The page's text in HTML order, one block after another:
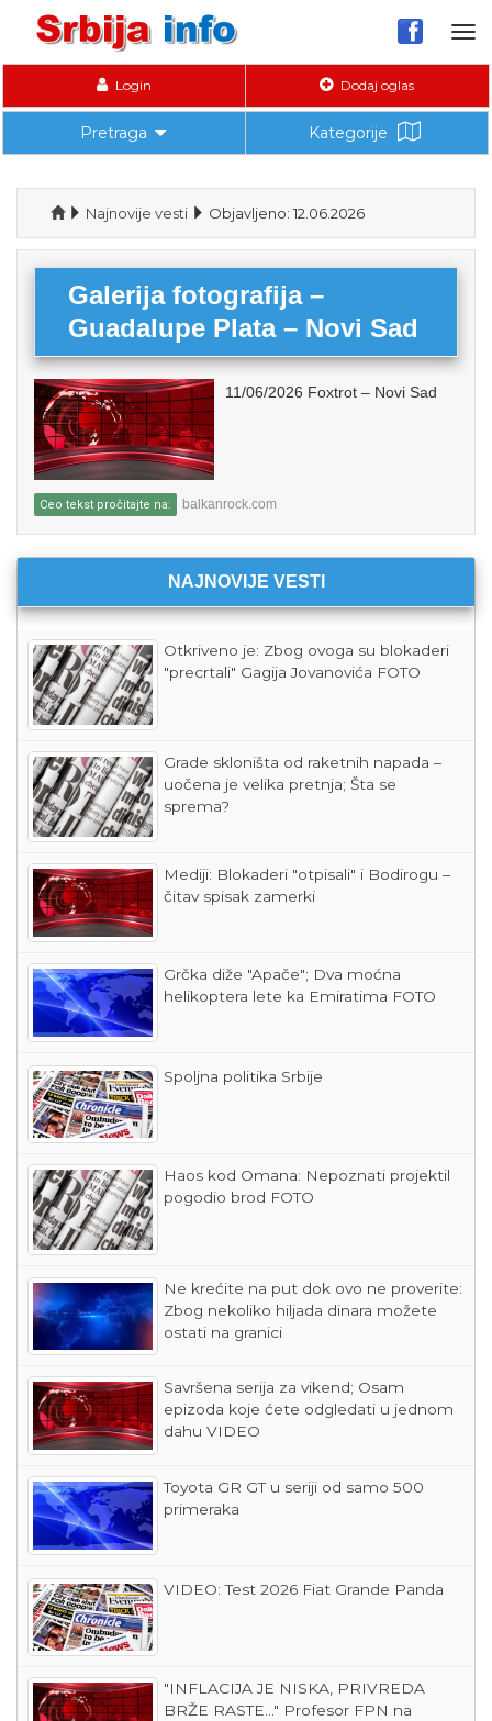
Login Dodaj oglas
Pretraga Kategorije
Najnovije vesti Objavljeno: 12.06.2026
Galerija fotografija –
Guadalupe Plata – Novi Sad
11/06/2026 Foxtrot – Novi Sad
Ceo tekst pročitajte na: balkanrock.com
NAJNOVIJE VESTI
Otkriveno je: Zbog ovoga su blokaderi
"precrtali" Gagija Jovanovića FOTO
Grade skloništa od raketnih napada –
uočena je velika pretnja; Šta se
sprema?
Mediji: Blokaderi "otpisali" i Bodirogu –
čitav spisak zamerki
Grčka diže "Apače"; Dva moćna
helikoptera lete ka Emiratima FOTO
Spoljna politika Srbije
Haos kod Omana: Nepoznati projektil
pogodio brod FOTO
Ne krećite na put dok ovo ne proverite:
Zbog nekoliko hiljada dinara možete
ostati na granici
Savršena serija za vikend; Osam
epizoda koje ćete odgledati u jednom
dahu VIDEO
Toyota GR GT u seriji od samo 500
primeraka
VIDEO: Test 2026 Fiat Grande Panda
"INFLACIJA JE NISKA, PRIVREDA
BRŽE RASTE..." Profesor FPN na